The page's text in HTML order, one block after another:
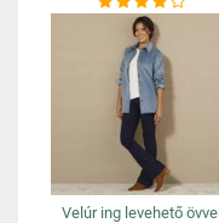
Velúr ing levehető övvel